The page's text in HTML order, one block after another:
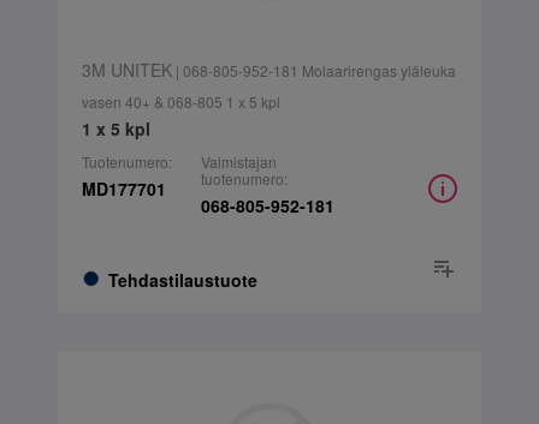
3M UNITEK| 068-805-952-181 Molaarirengas yläleuka
vasen 40+ & 068-805 1 x 5 kpl
1 x 5 kpl
Tuotenumero:
MD177701
Tehdastilaustuote
Valmistajan
tuotenumero:
068-805-952-181